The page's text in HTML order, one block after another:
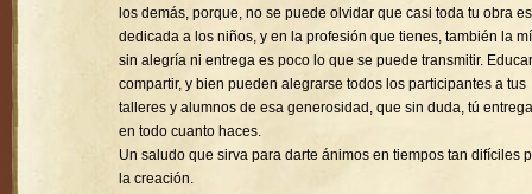
los demás, porque, no se puede olvidar que casi toda tu obra
dedicada a los niños, y en la profesión que tienes, también la
sin alegría ni entrega es poco lo que se puede transmitir.
compartir, y bien pueden alegrarse todos los participantes a tus
talleres y alumnos de esa generosidad, que sin duda, tú
en todo cuanto haces.
Un saludo que sirva para darte ánimos en tiempos tan difíciles
la creación.